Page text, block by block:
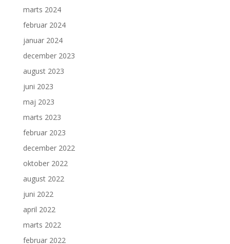
marts 2024
februar 2024
januar 2024
december 2023
august 2023
juni 2023
maj 2023
marts 2023
februar 2023
december 2022
oktober 2022
august 2022
juni 2022
april 2022
marts 2022
februar 2022